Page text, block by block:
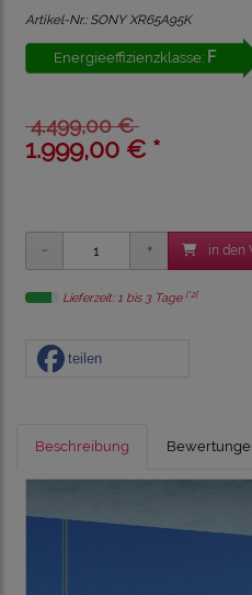
Artikel-Nr.: SONY XR65A95K
Energieeffizienzklasse: F
4.499,00 €
1.999,00 € *
in den
Lieferzeit: 1 bis 3 Tage [*2]
teilen
Beschreibung